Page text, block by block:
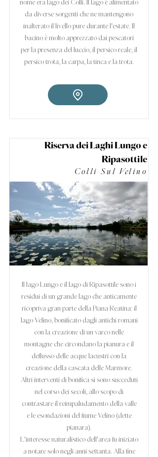
nome era lago dei Colli. Il lago è alimentato
da diverse sorgenti che ne mantengono
inalterato il livello pure durante l'estate. Il
bacino è molto apprezzato dai pescatori
per la presenza del luccio, il persico reale, il
persico trota, la carpa, la tinca e la trota.
Riserva dei Laghi Lungo e
Ripasottile
Colli Sul Velino
Il lago Lungo e il lago di Ripasottile sono i
residui di un grande lago che anticamente
ricopriva gran parte della Piana Reatina: il
lago Velino, bonificato dagli antichi romani
con la creazione di un varco nelle
montagne che circondano la pianura e il
deflusso delle acque lacustri con la
creazione della cascata delle Marmore.
Altri interventi di bonifica si sono succeduti
nel corso dei secoli, allo scopo di
contrastare il reimpaludamento della valle
e le esondazioni del fiume Velino (dette
pianara).
L'interesse naturalistico dell'area fu iniziato
a notare solo negli anni settanta. Alla fine